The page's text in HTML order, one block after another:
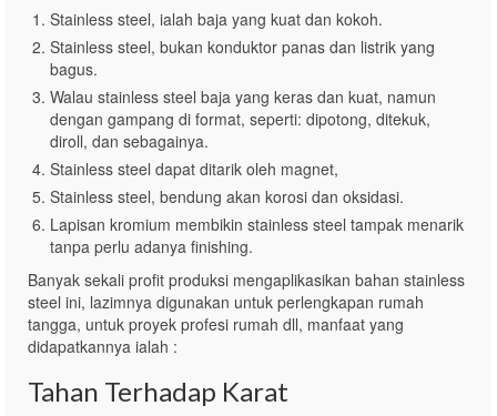
Stainless steel, ialah baja yang kuat dan kokoh.
Stainless steel, bukan konduktor panas dan listrik yang
bagus.
Walau stainless steel baja yang keras dan kuat, namun
dengan gampang di format, seperti: dipotong, ditekuk,
diroll, dan sebagainya.
Stainless steel dapat ditarik oleh magnet,
Stainless steel, bendung akan korosi dan oksidasi.
Lapisan kromium membikin stainless steel tampak menarik
tanpa perlu adanya finishing.
Banyak sekali profit produksi mengaplikasikan bahan stainless
steel ini, lazimnya digunakan untuk perlengkapan rumah
tangga, untuk proyek profesi rumah dll, manfaat yang
didapatkannya ialah :
Tahan Terhadap Karat